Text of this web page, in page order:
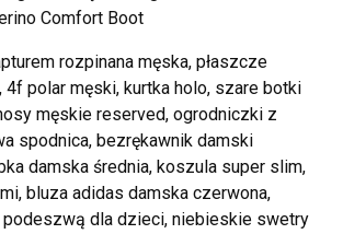
Comfort Boot
rozpinana męska, płaszcze
polar męski, kurtka holo, szare botki
męskie reserved, ogrodniczki z
spodnica, bezrękawnik damski
damska średnia, koszula super slim,
bluza adidas damska czerwona,
podeszwą dla dzieci, niebieskie swetry